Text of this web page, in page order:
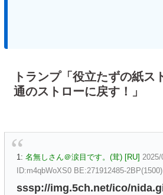
トランプ「役立たずの紙ス
通のストローに戻す！」
1: 名無しさん＠涙目です。(茸) [RU] 2025/
ID:m4qbWoXS0 BE:271912485-2BP(1500)
sssp://img.5ch.net/ico/